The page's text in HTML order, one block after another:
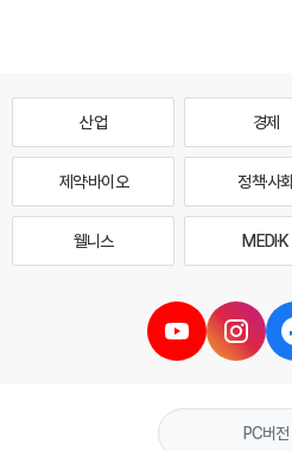
산업 경제
제약·바이오 정책·사회
웰니스 MEDI·K
PC버전